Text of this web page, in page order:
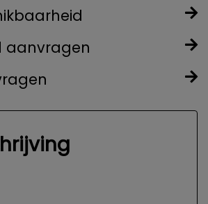
aanvragen